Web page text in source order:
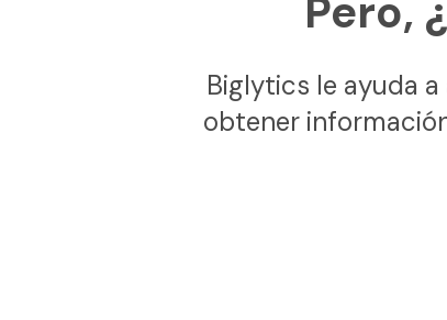
Pero,
Biglytics le ayuda
obtener